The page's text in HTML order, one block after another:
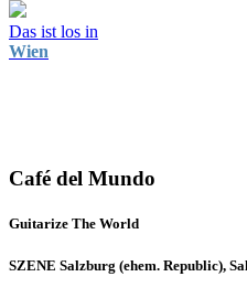
Das ist los in
Wien
Café del Mundo
Guitarize The World
SZENE Salzburg (ehem. Republic),